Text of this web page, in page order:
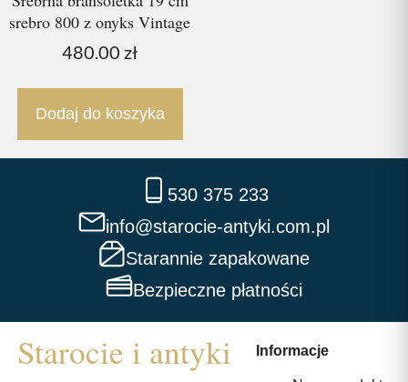
srebro 800 z onyks Vintage
480.00 zł
Dodaj do koszyka
530 375 233
info@starocie-antyki.com.pl
Starannie zapakowane
Bezpieczne płatności
Informacje